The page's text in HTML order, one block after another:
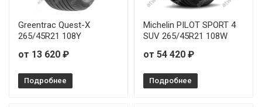
Sonix XSPORT S8 235/35R20 92Y
Sonix XSPORT S8 235/45R17 97W
Sonix XSPORT S8 235/55R18 104W
Sonix XSPORT S8 245/35R19 93Y
Greentrac Quest-X
265/45R21 108Y
от 13 620 ₽
Подробнее
Michelin PILOT SPORT 4
SUV 265/45R21 108W
от 54 420 ₽
Подробнее